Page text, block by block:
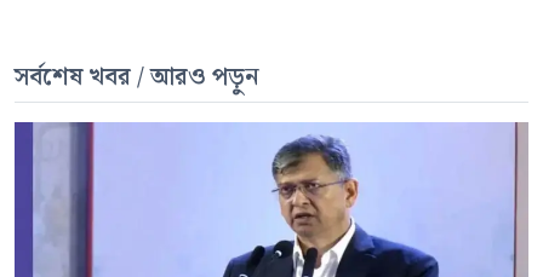
সর্বশেষ খবর / আরও পড়ুন